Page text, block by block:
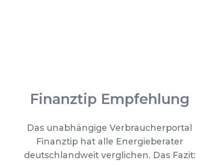
Finanztip Empfehlung
Das unabhängige Verbraucherportal
Finanztip hat alle Energieberater
deutschlandweit verglichen. Das Fazit: